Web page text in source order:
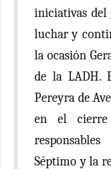
iniciativas del
luchar y
la ocasión
de la LADH.
Pereyra de
en el
Séptimo y la